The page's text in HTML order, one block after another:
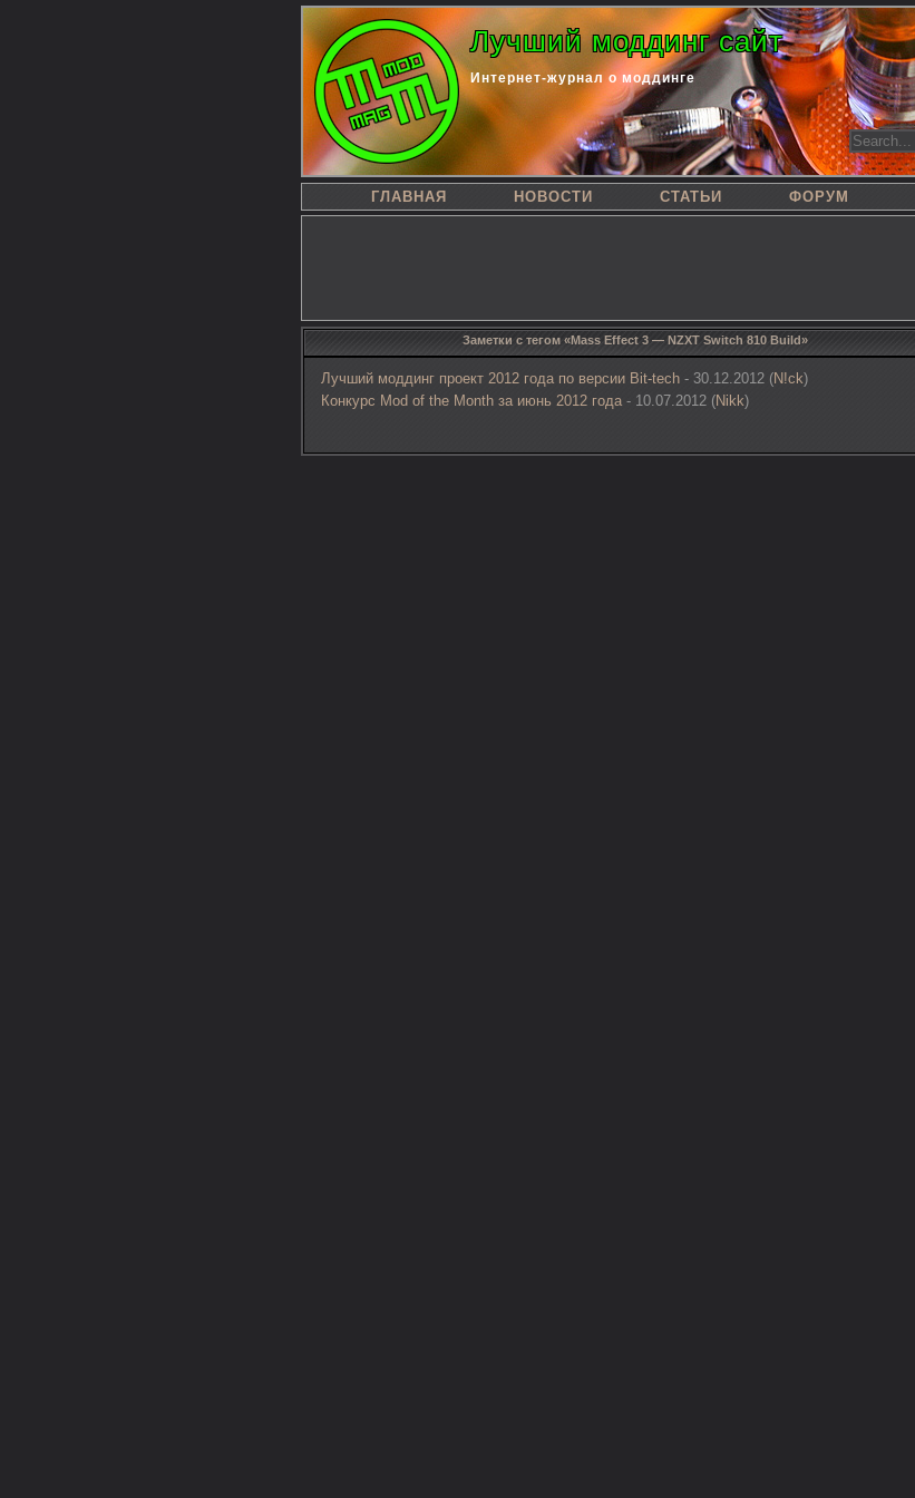
Лучший моддинг сайт
Интернет-журнал о моддинге
ГЛАВНАЯ НОВОСТИ СТАТЬИ ФОРУМ
Заметки с тегом «Mass Effect 3 — NZXT Switch 810 Build»
Лучший моддинг проект 2012 года по версии Bit-tech - 30.12.2012 (N!ck)
Конкурс Mod of the Month за июнь 2012 года- 10.07.2012 (Nikk)